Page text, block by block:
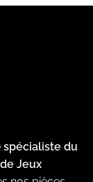
spécialiste du
Jeux